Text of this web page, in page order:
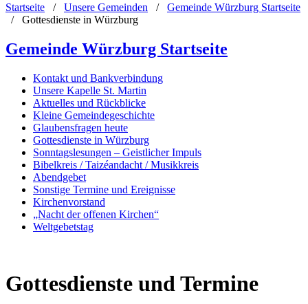
Startseite / Unsere Gemeinden / Gemeinde Würzburg Startseite
/ Gottesdienste in Würzburg
Gemeinde Würzburg Startseite
Kontakt und Bankverbindung
Unsere Kapelle St. Martin
Aktuelles und Rückblicke
Kleine Gemeindegeschichte
Glaubensfragen heute
Gottesdienste in Würzburg
Sonntagslesungen – Geistlicher Impuls
Bibelkreis / Taizéandacht / Musikkreis
Abendgebet
Sonstige Termine und Ereignisse
Kirchenvorstand
„Nacht der offenen Kirchen“
Weltgebetstag
Gottesdienste und Termine